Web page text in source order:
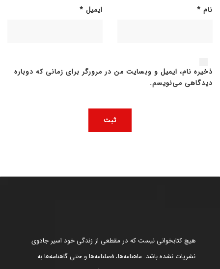
نام * ایمیل *
ذخیره نام، ایمیل و وبسایت من در مرورگر برای زمانی که دوباره
دیدگاهی می‌نویسم.
هیچ کتابخوانی نیست که در مقطعی از زندگی خود اسیر جادوی
نشریات نشده باشد. ماهنامه‌ها، فصلنامه‌ها و حتی گاهنامه‌ها به